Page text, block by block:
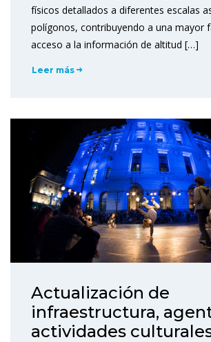
físicos detallados a diferentes escalas
polígonos, contribuyendo a una mayor
acceso a la información de altitud […]
Leer más
Actualización de
infraestructura,
actividades